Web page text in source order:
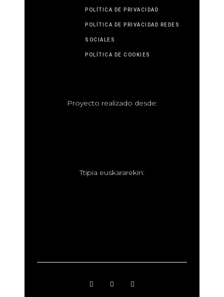
POLÍTICA DE PRIVACIDAD
POLÍTICA DE PRIVACIDAD REDES
SOCIALES
POLÍTICA DE COOKIES
Proyecto realizado desde:
Ttipia euskararekin: